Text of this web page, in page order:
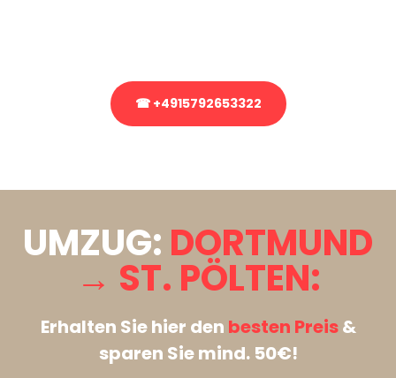
☎ +4915792653322
UMZUG: DORTMUND
→ ST. PÖLTEN:
Erhalten Sie hier den besten Preis&
sparen Sie mind. 50€!